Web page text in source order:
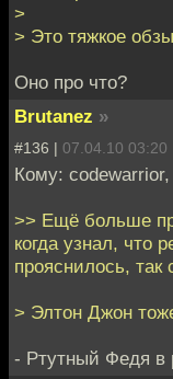
>
> Это тяжкое
Оно про что?
Brutanez »
#136 | 07.04.10 03:20
Кому: codewarrior,
>> Ещё больше
когда узнал, что
прояснилось, так
> Элтон Джон
- Ртутный Федя в